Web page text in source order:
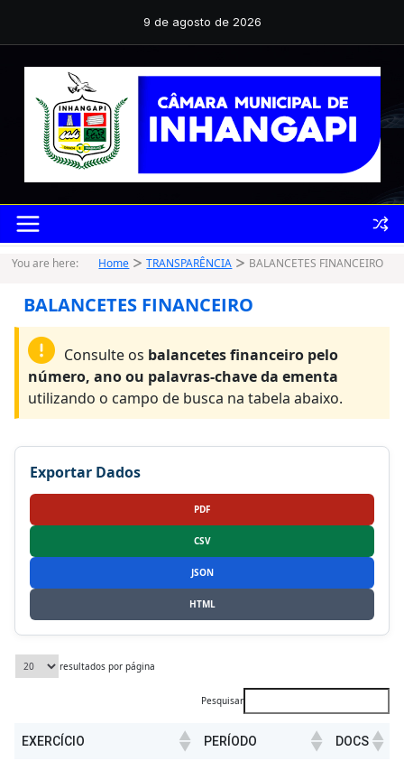
conteúdo
9 de agosto de 2026
You are here: Home TRANSPARÊNCIA BALANCETES FINANCEIRO
BALANCETES FINANCEIRO
Consulte os balancetes financeiro pelo
número, ano ou palavras-chave da ementa
utilizando o campo de busca na tabela abaixo.
Exportar Dados
PDF
CSV
JSON
HTML
resultados por página
Pesquisar
EXERCÍCIO PERÍODO
DOCS